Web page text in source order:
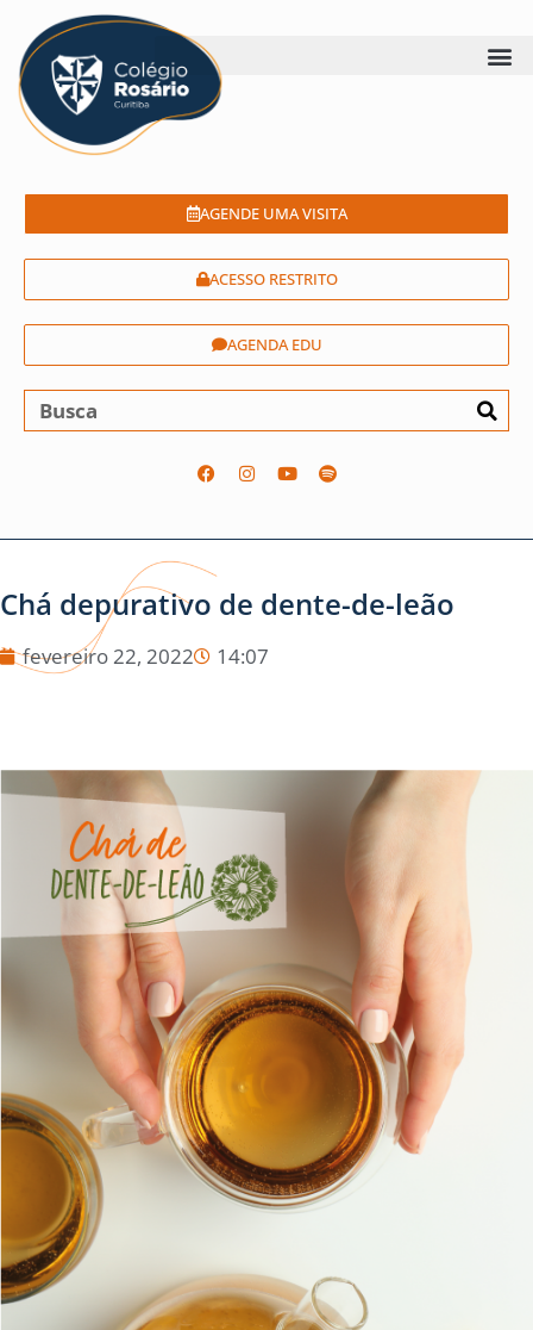
AGENDE UMA VISITA
ACESSO RESTRITO
AGENDA EDU
Chá depurativo de dente-de-leão
fevereiro 22, 2022 14:07